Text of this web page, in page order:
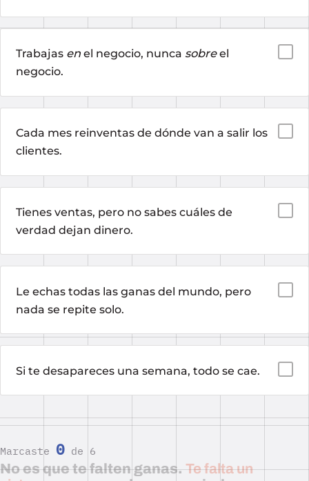
Trabajas en el negocio, nunca sobreel
negocio.
Cada mes reinventas de dónde van a salir los
clientes.
Tienes ventas, pero no sabes cuáles de
verdad dejan dinero.
Le echas todas las ganas del mundo, pero
nada se repite solo.
Si te desapareces una semana, todo se cae.
Marcaste 0 de 6
No es que te falten ganas.Te falta un